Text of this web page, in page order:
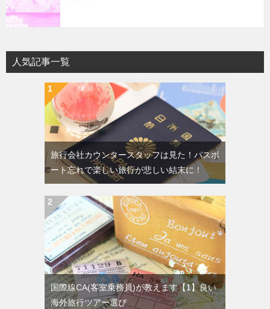
人気記事一覧
旅行会社カウンタースタッフは見た！パスポ
ート忘れで楽しい旅行が悲しい結末に！
国際線CA(客室乗務員)が教えます【1】良い
海外旅行ツアー選び